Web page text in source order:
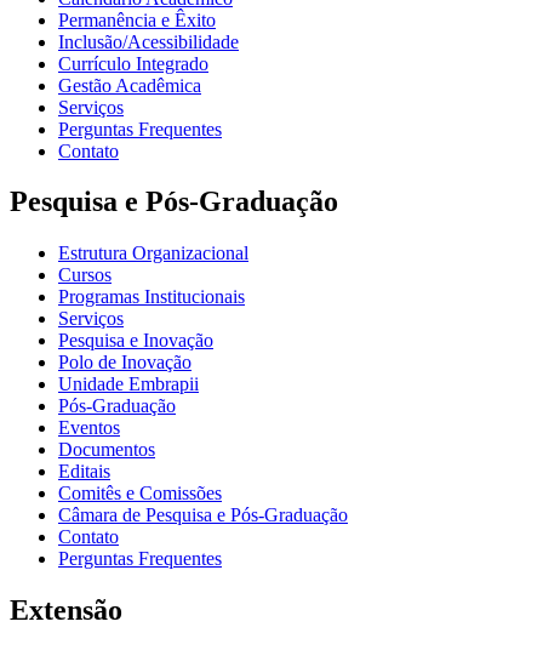
Permanência e Êxito
Inclusão/Acessibilidade
Currículo Integrado
Gestão Acadêmica
Serviços
Perguntas Frequentes
Contato
Pesquisa e Pós-Graduação
Estrutura Organizacional
Cursos
Programas Institucionais
Serviços
Pesquisa e Inovação
Polo de Inovação
Unidade Embrapii
Pós-Graduação
Eventos
Documentos
Editais
Comitês e Comissões
Câmara de Pesquisa e Pós-Graduação
Contato
Perguntas Frequentes
Extensão